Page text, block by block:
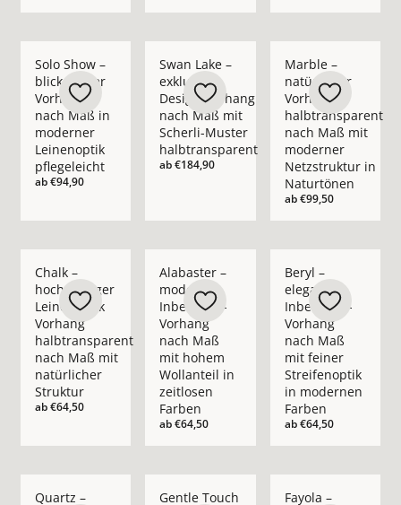
Solo Show –
blickdichter
Vorhang
nach Maß in
moderner
Leinenoptik
pflegeleicht
ab€94,90
Swan Lake –
exklusiver
Design-Vorhang
nach Maß mit
Scherli-Muster
halbtransparent
ab€184,90
Marble –
natürlicher
Vorhang
halbtransparent
nach Maß mit
moderner
Netzstruktur in
Naturtönen
ab€99,50
Chalk –
hochwertiger
Leinenoptik
Vorhang
halbtransparent
nach Maß mit
natürlicher
Struktur
ab€64,50
Alabaster –
moderner
Inbetween-
Vorhang
nach Maß
mit hohem
Wollanteil in
zeitlosen
Farben
ab€64,50
Beryl –
eleganter
Inbetween-
Vorhang
nach Maß
mit feiner
Streifenoptik
in modernen
Farben
ab€64,50
Quartz – Gentle Touch Fayola –